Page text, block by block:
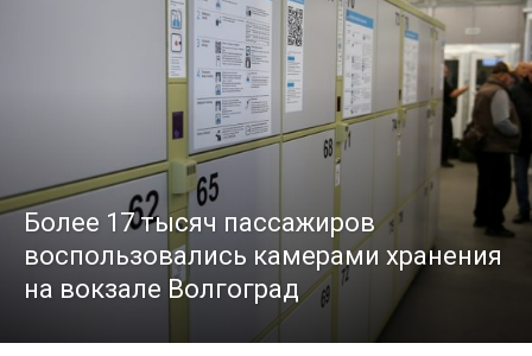
Более 17 тысяч пассажиров
воспользовались камерами хранения
на вокзале Волгоград